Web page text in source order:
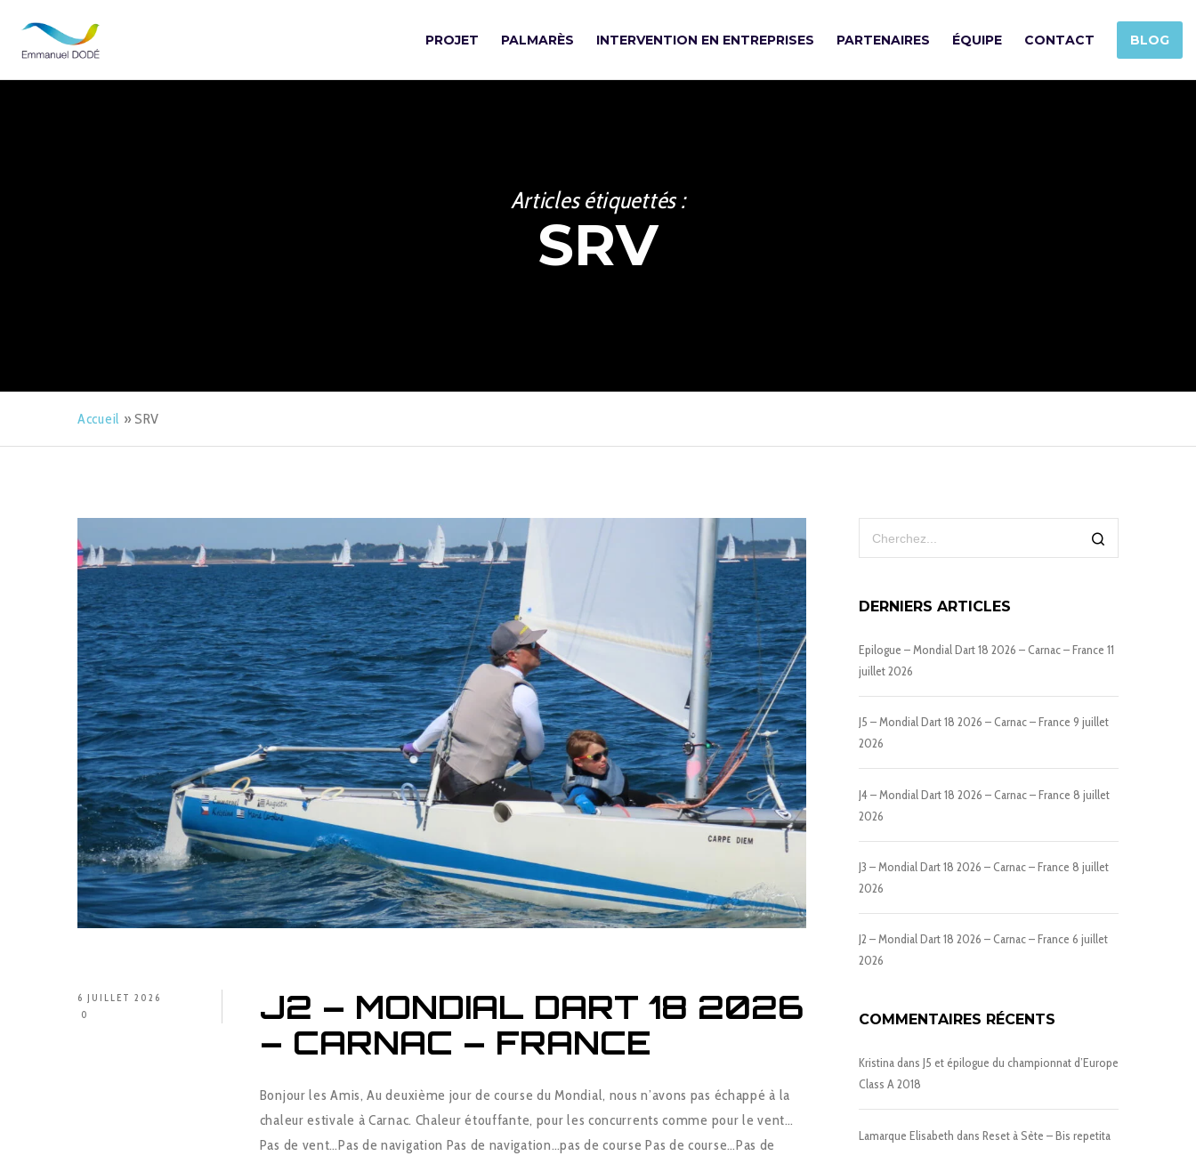
PROJET PALMARÈS INTERVENTION EN ENTREPRISES PARTENAIRES ÉQUIPE CONTACT BLOG
Articles étiquettés :
SRV
Accueil »SRV
6 JUILLET 2026
0
J2 – MONDIAL DART 18 2026
– CARNAC – FRANCE
Bonjour les Amis, Au deuxième jour de course du Mondial, nous n’avons pas échappé à la
chaleur estivale à Carnac. Chaleur étouffante, pour les concurrents comme pour le vent…
Pas de vent…Pas de navigation Pas de navigation…pas de course Pas de course…Pas de
DERNIERS ARTICLES
Epilogue – Mondial Dart 18 2026 – Carnac – France 11
juillet 2026
J5 – Mondial Dart 18 2026 – Carnac – France 9 juillet
2026
J4 – Mondial Dart 18 2026 – Carnac – France 8 juillet
2026
J3 – Mondial Dart 18 2026 – Carnac – France 8 juillet
2026
J2 – Mondial Dart 18 2026 – Carnac – France 6 juillet
2026
COMMENTAIRES RÉCENTS
Kristinadans J5 et épilogue du championnat d’Europe
Class A 2018
Lamarque Elisabeth dans Reset à Sète – Bis repetita